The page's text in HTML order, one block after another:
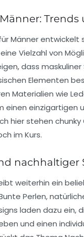
Trends
Männer entwickelt
Vielzahl von
dass maskuliner
Elementen
Materialien wie
einen einzigartigen
hier stehen chunky
im Kurs.
nachhaltiger
weiterhin ein
Perlen,
laden dazu ein,
und einen